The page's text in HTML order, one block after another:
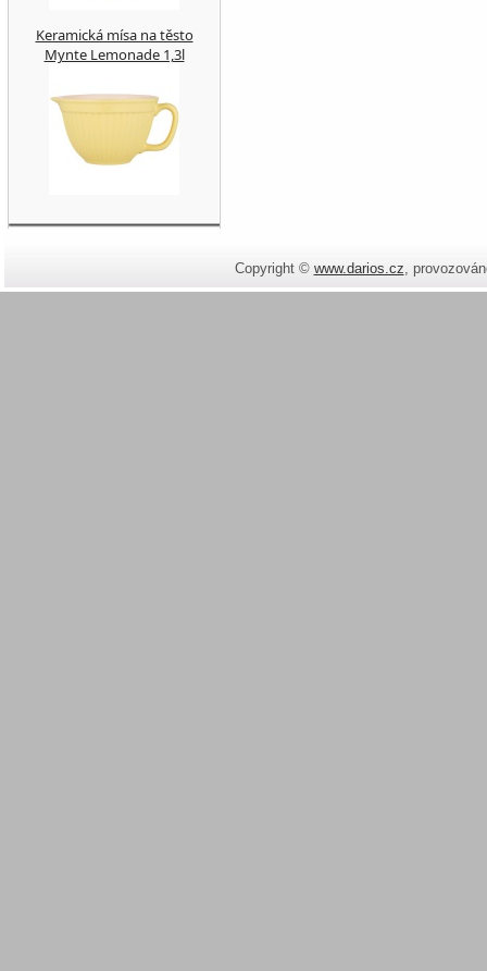
Keramická mísa na těsto
Mynte Lemonade 1,3l
Copyright © www.darios.cz,